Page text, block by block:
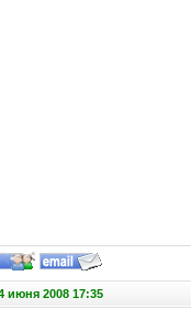
июня 2008 17:35